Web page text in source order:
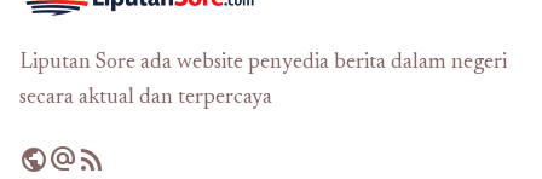
Liputan Sore ada website penyedia berita dalam negeri
secara aktual dan terpercaya
publicalternate_emailrss_feed